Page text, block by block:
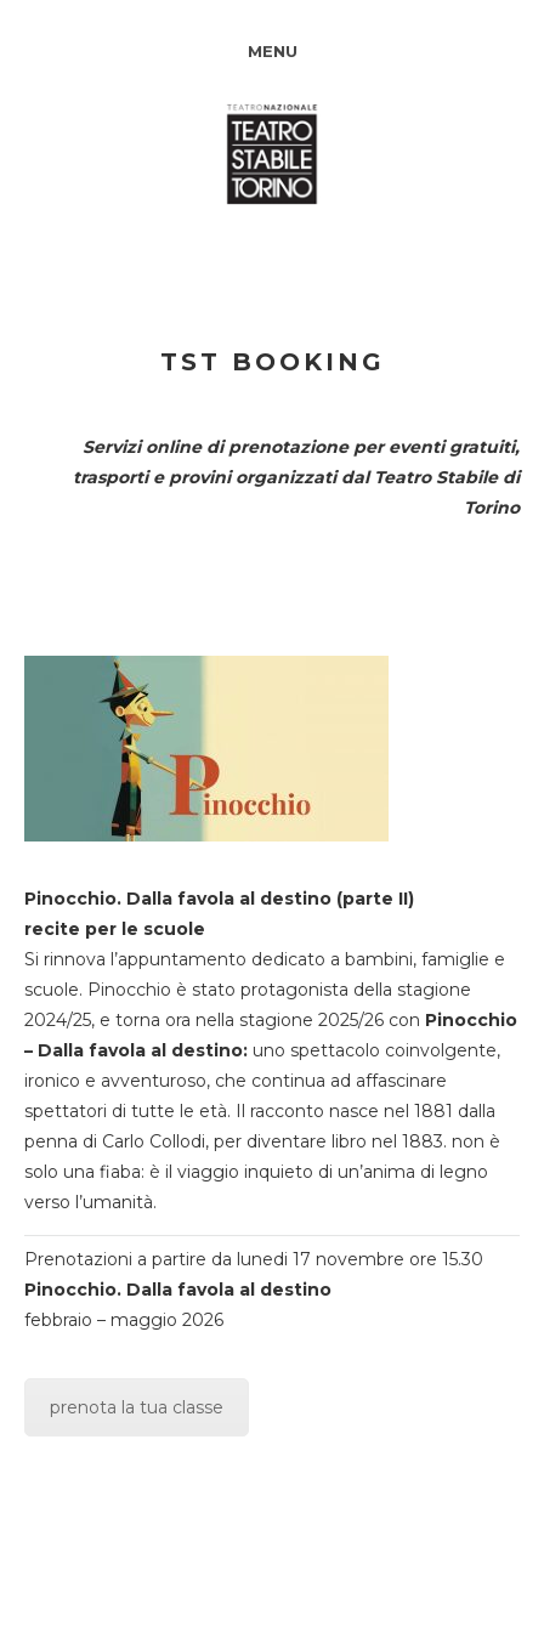
MENU
TST BOOKING
Servizi online di prenotazione per eventi gratuiti,
trasporti e provini organizzati dal Teatro Stabile di
Torino
Pinocchio. Dalla favola al destino (parte II)
recite per le scuole
Si rinnova l’appuntamento dedicato a bambini, famiglie e
scuole. Pinocchio è stato protagonista della stagione
2024/25, e torna ora nella stagione 2025/26 con Pinocchio
– Dalla favola al destino: uno spettacolo coinvolgente,
ironico e avventuroso, che continua ad affascinare
spettatori di tutte le età. Il racconto nasce nel 1881 dalla
penna di Carlo Collodi, per diventare libro nel 1883. non è
solo una fiaba: è il viaggio inquieto di un’anima di legno
verso l’umanità.
Prenotazioni a partire da lunedi 17 novembre ore 15.30
Pinocchio. Dalla favola al destino
febbraio – maggio 2026
prenota la tua classe